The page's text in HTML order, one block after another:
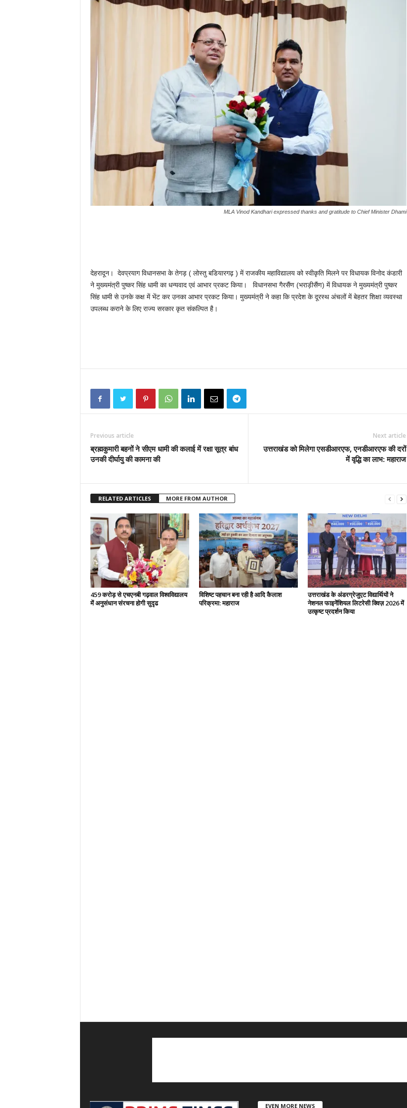
MLA Vinod Kandhari expressed thanks and gratitude to Chief Minister Dhami
देहरादून। देवप्रयाग विधानसभा के तेगड़ ( लोस्तु बडियारगढ़ ) में राजकीय महाविद्यालय को स्वीकृति मिलने पर विधायक विनोद कंडारी
ने मुख्यमंत्री पुष्कर सिंह धामी का धन्यवाद एवं आभार प्रकट किया। विधानसभा गैरसैंण (भराड़ीसैंण) में विधायक ने मुख्यमंत्री पुष्कर
सिंह धामी से उनके कक्ष में भेंट कर उनका आभार प्रकट किया। मुख्यमंत्री ने कहा कि प्रदेश के दूरस्थ अंचलों में बेहतर शिक्षा व्यवस्था
उपलब्ध कराने के लिए राज्य सरकार कृत संकल्पित है।
Previous article
ब्रह्मकुमारी बहनों ने सीएम धामी की कलाई में रक्षा सूत्र बांध
उनकी दीर्घायु की कामना की
Next article
उत्तराखंड को मिलेगा एसडीआरएफ, एनडीआरएफ की दरों
में वृद्धि का लाभ: महाराज
RELATED ARTICLES MORE FROM AUTHOR
459 करोड़ से एचएनबी गढ़वाल विश्वविद्यालय
में अनुसंधान संरचना होगी सुदृढ
विशिष्ट पहचान बना रही है आदि कैलाश
परिक्रमा: महाराज
उत्तराखंड के अंडरग्रेजुएट विद्यार्थियों ने
नेशनल फाइनेंशियल लिटरेसी क्विज़ 2026 में
उत्कृष्ट प्रदर्शन किया
EVEN MORE NEWS